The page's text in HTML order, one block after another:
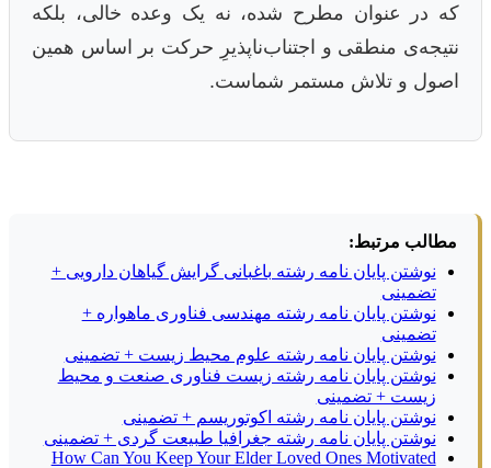
که در عنوان مطرح شده، نه یک وعده خالی، بلکه
نتیجه‌ی منطقی و اجتناب‌ناپذیرِ حرکت بر اساس همین
اصول و تلاش مستمر شماست.
مطالب مرتبط:
نوشتن پایان نامه رشته باغبانی گرایش گیاهان دارویی +
تضمینی
نوشتن پایان نامه رشته مهندسی فناوری ماهواره +
تضمینی
نوشتن پایان نامه رشته علوم محیط زیست + تضمینی
نوشتن پایان نامه رشته زیست فناوری صنعت و محیط
زیست + تضمینی
نوشتن پایان نامه رشته اکوتوریسم + تضمینی
نوشتن پایان نامه رشته جغرافیا طبیعت گردی + تضمینی
How Can You Keep Your Elder Loved Ones Motivated